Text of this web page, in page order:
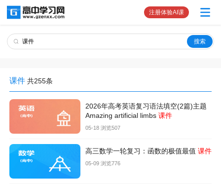
注册体验AI课
课件 共255条
2026年高考英语复习语法填空(2篇)主题
Amazing artificial limbs 课件
05-18 浏览507
高三数学一轮复习：函数的极值最值 课件
05-09 浏览776